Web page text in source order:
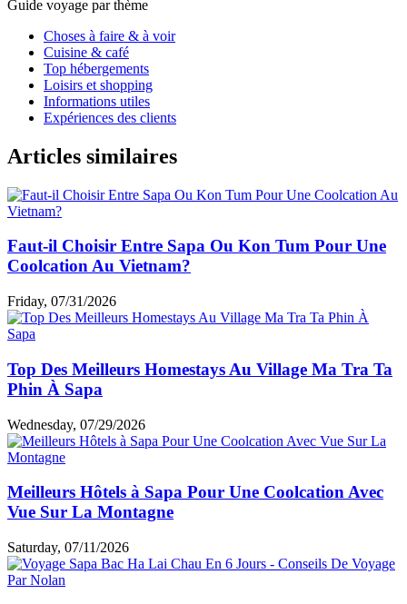
Guide voyage par thème
Choses à faire & à voir
Cuisine & café
Top hébergements
Loisirs et shopping
Informations utiles
Expériences des clients
Articles similaires
Faut-il Choisir Entre Sapa Ou Kon Tum Pour Une
Coolcation Au Vietnam?
Friday, 07/31/2026
Top Des Meilleurs Homestays Au Village Ma Tra Ta
Phin À Sapa
Wednesday, 07/29/2026
Meilleurs Hôtels à Sapa Pour Une Coolcation Avec
Vue Sur La Montagne
Saturday, 07/11/2026